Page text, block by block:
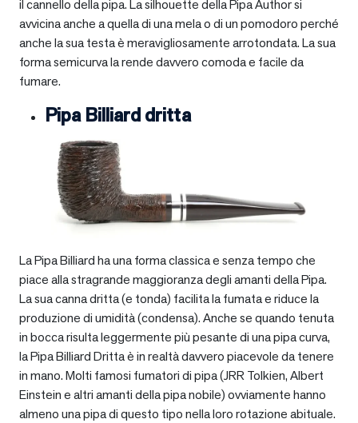
il cannello della pipa. La silhouette della Pipa Author si
avvicina anche a quella di una mela o di un pomodoro perché
anche la sua testa è meravigliosamente arrotondata. La sua
forma semicurva la rende davvero comoda e facile da
fumare.
Pipa Billiard dritta
La Pipa Billiard ha una forma classica e senza tempo che
piace alla stragrande maggioranza degli amanti della Pipa.
La sua canna dritta (e tonda) facilita la fumata e riduce la
produzione di umidità (condensa). Anche se quando tenuta
in bocca risulta leggermente più pesante di una pipa curva,
la Pipa Billiard Dritta è in realtà davvero piacevole da tenere
in mano. Molti famosi fumatori di pipa (JRR Tolkien, Albert
Einstein e altri amanti della pipa nobile) ovviamente hanno
almeno una pipa di questo tipo nella loro rotazione abituale.